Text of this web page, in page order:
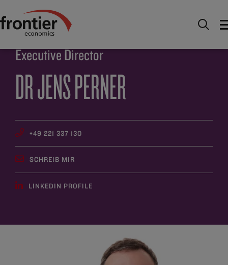
Home Über uns
Executive Director
DR JENS PERNER
+49 221 337 130
SCHREIB MIR
LINKEDIN PROFILE